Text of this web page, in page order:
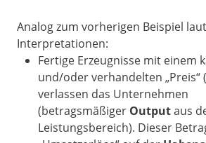
Analog zum vorherigen Beispiel
Interpretationen:
Fertige Erzeugnisse mit einem
und/oder verhandelten „Preis“
verlassen das Unternehmen
(betragsmäßiger Outputaus
Leistungsbereich). Dieser